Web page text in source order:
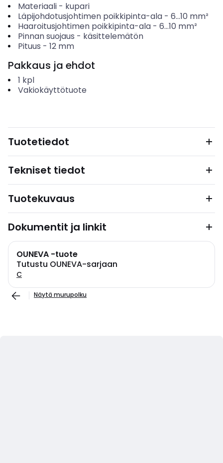
Materiaali- kupari
Läpijohdotusjohtimen poikkipinta-ala- 6...10 mm²
Haaroitusjohtimen poikkipinta-ala- 6...10 mm²
Pinnan suojaus - käsittelemätön
Pituus - 12 mm
Pakkaus ja ehdot
1 kpl
Vakiokäyttötuote
Tuotetiedot
Tekniset tiedot
Tuotekuvaus
Dokumentit ja linkit
OUNEVA -tuote
Tutustu OUNEVA-sarjaan
C
Näytä murupolku